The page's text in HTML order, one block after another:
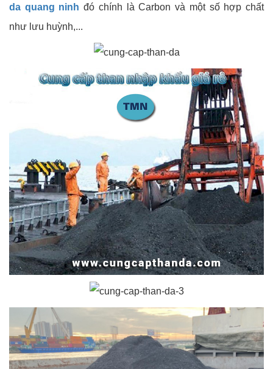
da quang ninh đó chính là Carbon và một số hợp chất
như lưu huỳnh,...